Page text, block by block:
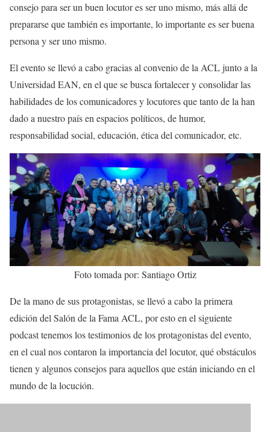
consejo para ser un buen locutor es ser uno mismo, más allá de
prepararse que también es importante, lo importante es ser buena
persona y ser uno mismo.
El evento se llevó a cabo gracias al convenio de la ACL junto a la
Universidad EAN, en el que se busca fortalecer y consolidar las
habilidades de los comunicadores y locutores que tanto de la han
dado a nuestro país en espacios políticos, de humor,
responsabilidad social, educación, ética del comunicador, etc.
Foto tomada por: Santiago Ortiz
De la mano de sus protagonistas, se llevó a cabo la primera
edición del Salón de la Fama ACL, por esto en el siguiente
podcast tenemos los testimonios de los protagonistas del evento,
en el cual nos contaron la importancia del locutor, qué obstáculos
tienen y algunos consejos para aquellos que están iniciando en el
mundo de la locución.